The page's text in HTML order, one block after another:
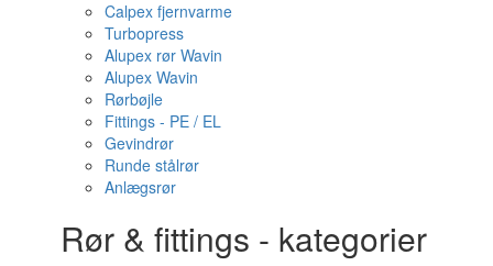
Calpex fjernvarme
Turbopress
Alupex rør Wavin
Alupex Wavin
Rørbøjle
Fittings - PE / EL
Gevindrør
Runde stålrør
Anlægsrør
Rør & fittings - kategorier